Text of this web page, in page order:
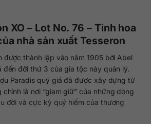
XO – Lot No. 76 – Tinh hoa
nhà sản xuất Tesseron
được thành lập vào năm 1905 bởi Abel
đến đời thứ 3 của gia tộc này quản lý.
Paradis quý giá đã được xây dựng từ
là nơi “giam giữ” của những dòng
đời và cực kỳ quý hiếm của thương